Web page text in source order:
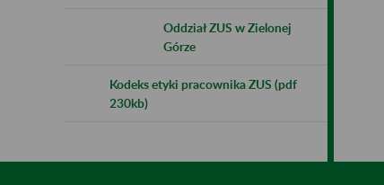
Oddział ZUS w Zielonej
Górze
Kodeks etyki pracownika ZUS (pdf
230kb)